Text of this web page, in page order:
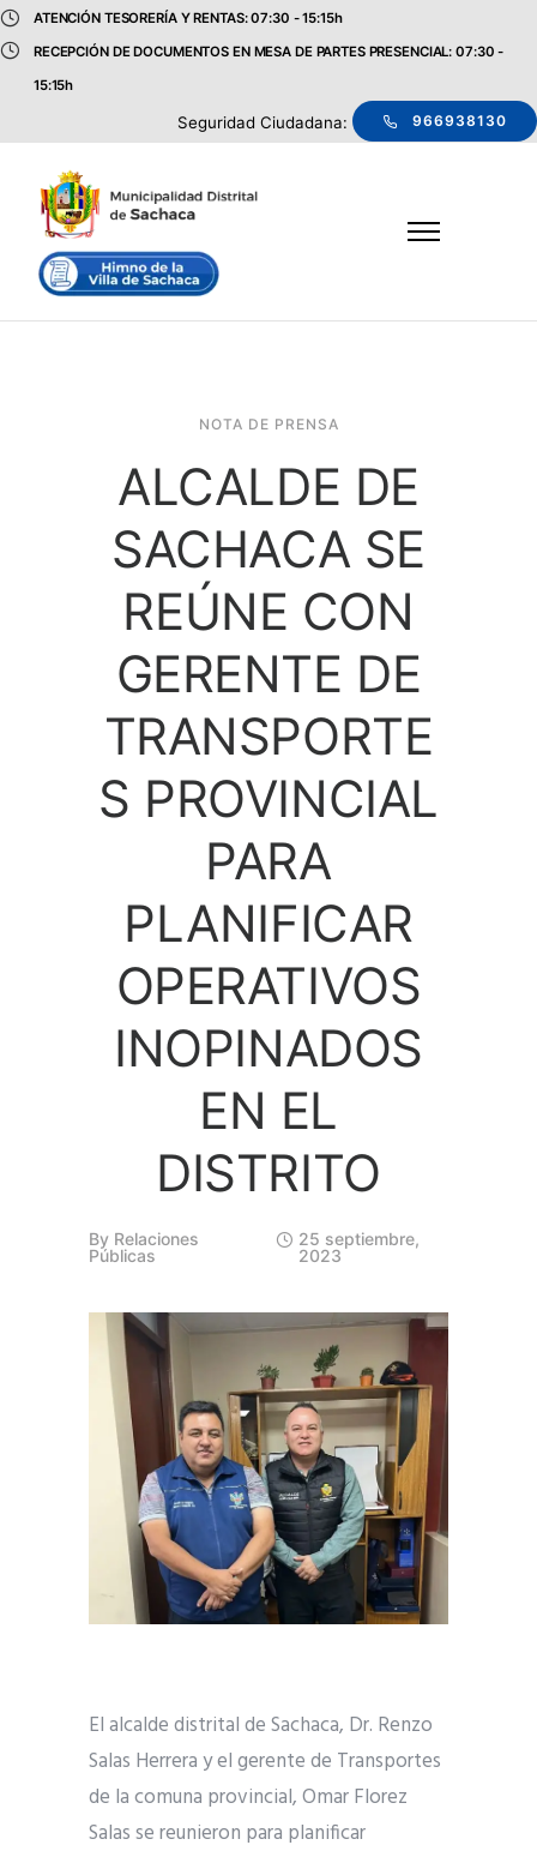
ATENCIÓN TESORERÍA Y RENTAS: 07:30 - 15:15h
RECEPCIÓN DE DOCUMENTOS EN MESA DE PARTES PRESENCIAL: 07:30 -
15:15h
Seguridad Ciudadana: 966938130
NOTA DE PRENSA
ALCALDE DE
SACHACA SE
REÚNE CON
GERENTE DE
TRANSPORTE
S PROVINCIAL
PARA
PLANIFICAR
OPERATIVOS
INOPINADOS
EN EL
DISTRITO
By Relaciones
Públicas
25 septiembre,
2023
El alcalde distrital de Sachaca, Dr. Renzo
Salas Herrera y el gerente de Transportes
de la comuna provincial, Omar Florez
Salas se reunieron para planificar